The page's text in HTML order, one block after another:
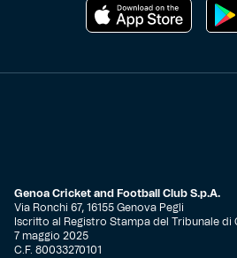
Genoa Cricket and Football Club S.p.A.
Via Ronchi 67, 16155 Genova Pegli
Iscritto al Registro Stampa del Tribunale di
7 maggio 2025
C.F. 80033270101